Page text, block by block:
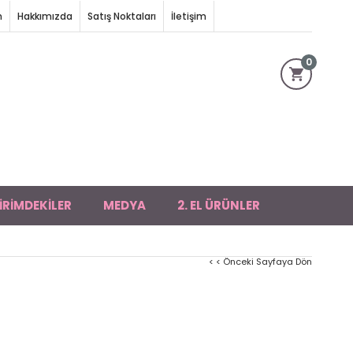
Hakkımızda Satış Noktaları İletişim
0
MEDYA 2. EL ÜRÜNLER
< < Önceki Sayfaya Dön